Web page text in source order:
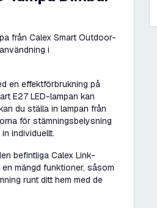
från Calex Smart Outdoor-
i
en effektförbrukning på
E27 LED-lampan kan
du ställa in lampan från
för stämningsbelysning
individuellt.
befintliga Calex Link-
mängd funktioner, såsom
runt ditt hem med de